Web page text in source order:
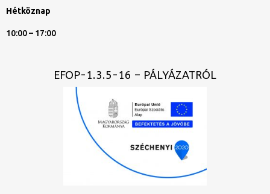
Hétköznap
10:00 – 17:00
EFOP-1.3.5-16 – PÁLYÁZATRÓL